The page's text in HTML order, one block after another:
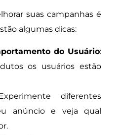
suas campanhas é
algumas dicas:
do Usuário:
os usuários estão
diferentes
anúncio e veja qual